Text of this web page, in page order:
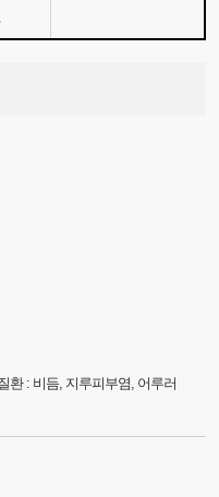
환 : 비듬, 지루피부염, 어루러